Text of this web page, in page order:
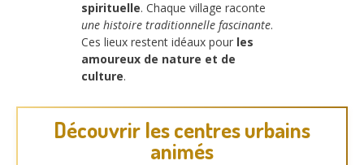
spirituelle. Chaque village raconte
une histoire traditionnelle fascinante.
Ces lieux restent idéaux pour les
amoureux de nature et de
culture.
Découvrir les centres urbains
animés